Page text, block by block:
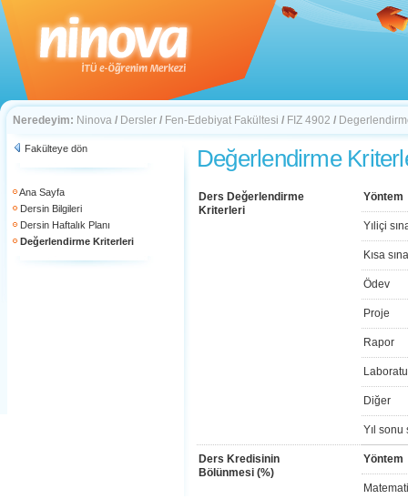
Neredeyim: Ninova / Dersler / Fen-Edebiyat Fakültesi / FIZ 4902 /
Fakülteye dön
Ana Sayfa
Dersin Bilgileri
Dersin Haftalık Planı
Değerlendirme Kriterleri
Değerlendirme
Ders Değerlendirme
Kriterleri
Yöntem
Yıliçi
Kısa
Ödev
Proje
Rapor
Diğer
Yıl sonu
Ders Kredisinin
Bölünmesi (%)
Yöntem